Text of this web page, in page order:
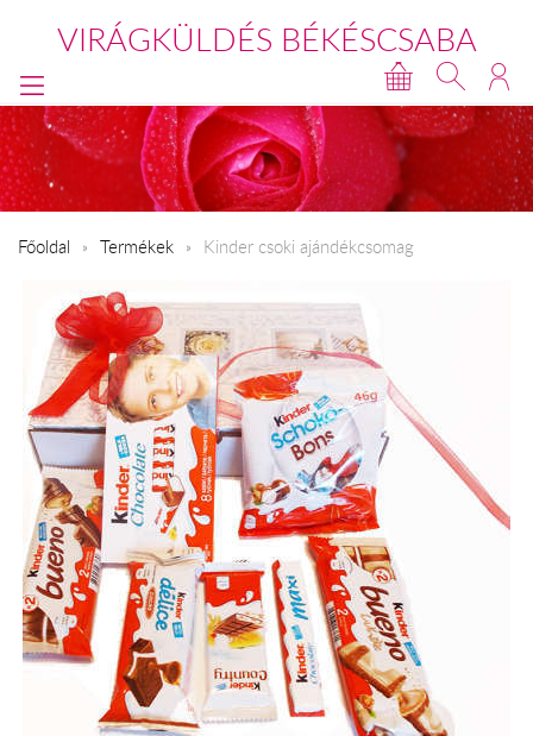
VIRÁGKÜLDÉS BÉKÉSCSABA
Főoldal Termékek Kinder csoki ajándékcsomag